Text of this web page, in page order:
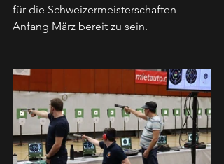
für die Schweizermeisterschaften
Anfang März bereit zu sein.